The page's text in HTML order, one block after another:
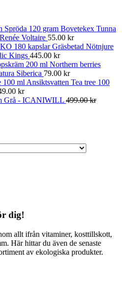
Bovetekex Tunna
Voltaire 55.00 kr
Gräsbetad Nötnjure
Kings 445.00 kr
Northern berries
Siberica 79.00 kr
Ansiktsvatten Tea tree 100
kr
Grå - ICANIWILL 499.00kr
dig!
allt ifrån vitaminer, kosttillskott,
Här hittar du även de senaste
av ekologiska produkter.